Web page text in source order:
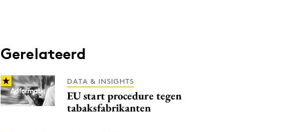
Gerelateerd
DATA & INSIGHTS
EU start procedure tegen
tabaksfabrikanten